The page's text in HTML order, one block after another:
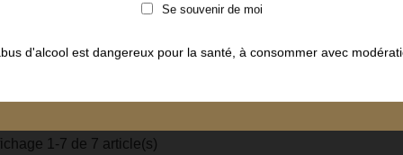
Prix
de
Prix
1-7 de 7 article(s)
Se souvenir de moi
d'alcool est dangereux pour la santé, à consommer avec